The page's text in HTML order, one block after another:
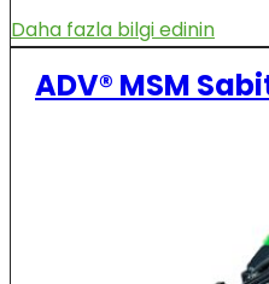
Daha fazla bilgi edinin
ADV® MSM